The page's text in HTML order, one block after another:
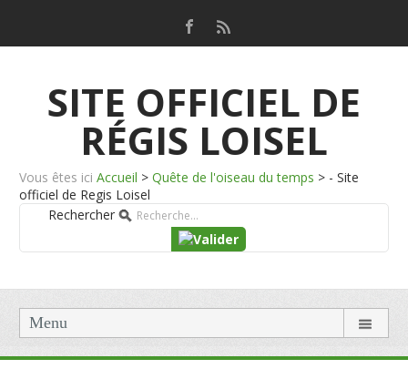
SITE OFFICIEL DE
RÉGIS LOISEL
Vous êtes ici Accueil > Quête de l'oiseau du temps > - Site
officiel de Regis Loisel
Rechercher
Menu